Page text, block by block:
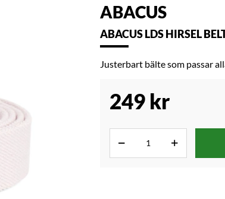
ABACUS
ABACUS LDS HIRSEL
Justerbart bälte som passar
249 kr